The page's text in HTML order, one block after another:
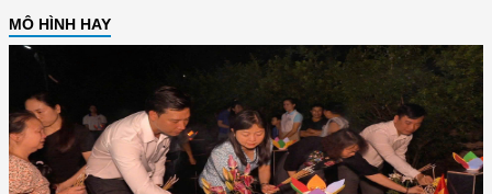
MÔ HÌNH HAY